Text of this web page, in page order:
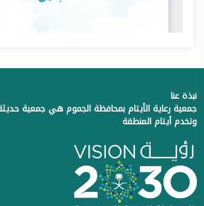
نبذة عنا
وتخدم أيتام المنطقة